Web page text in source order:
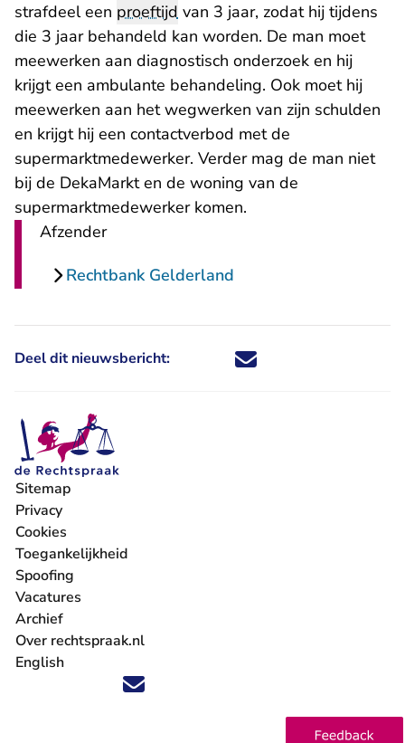
strafdeel een proeftijd van 3 jaar, zodat hij tijdens
die 3 jaar behandeld kan worden. De man moet
meewerken aan diagnostisch onderzoek en hij
krijgt een ambulante behandeling. Ook moet hij
meewerken aan het wegwerken van zijn schulden
en krijgt hij een contactverbod met de
supermarktmedewerker. Verder mag de man niet
bij de DekaMarkt en de woning van de
supermarktmedewerker komen.
Afzender
Rechtbank Gelderland
Deel dit nieuwsbericht: Deel dit nieuwsbericht via X -
Deel dit nieuwsbericht via
Deel dit nieuwsbericht
Deel dit
Volg ons op X (Twitter) - U verlaat Rechtspraak.nl
Volg ons op Facebook - U verlaat Rechtspraak.nl
Volg ons op Instagram - U verlaat Rechtspraak.nl
Volg ons op Youtube - U verlaat Rechtspraak.nl
Volg ons op LinkedIn - U verlaat
'Blijf op de hoogte' nieuwsbrief - U verlaat
Sitemap
Privacy
Cookies
Toegankelijkheid
Spoofing
Vacatures
- U verlaat Rechtspraak.nl
Archief
Over rechtspraak.nl
English